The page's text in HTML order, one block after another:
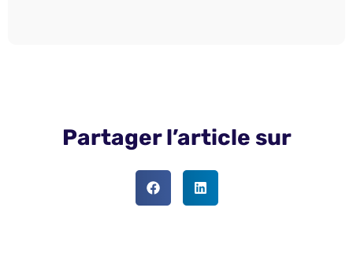
Partager l’article sur